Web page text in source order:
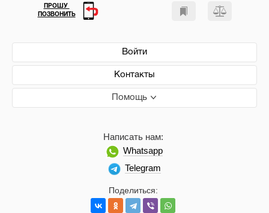
Войти
Контакты
Помощь
Поделиться:
Написать нам:
Whatsapp
Telegram
ПРОШУ
ПОЗВОНИТЬ